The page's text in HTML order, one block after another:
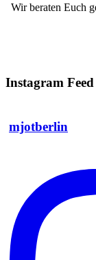
Wir beraten Euch
Instagram Feed
mjotberlin